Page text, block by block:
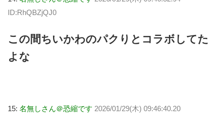
ID:RhQBZjQJ0
この間ちいかわのパクりとコラボしてた
よな
15: 名無しさん＠恐縮です 2026/01/29(木) 09:46:40.20